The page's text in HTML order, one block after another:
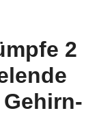
2